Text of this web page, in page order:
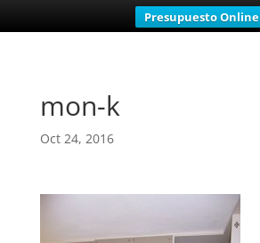
Presupuesto Online
mon-k
Oct 24, 2016